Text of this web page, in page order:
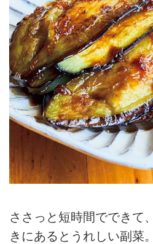
ささっと短時間でできて
きにあるとうれしい副菜